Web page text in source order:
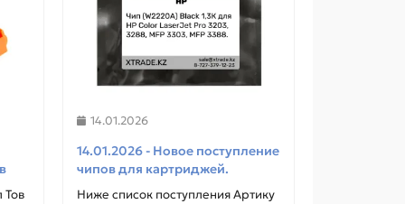
Тов
14.01.2026
14.01.2026 - Новое поступление
чипов для картриджей.
Ниже список поступления Артику